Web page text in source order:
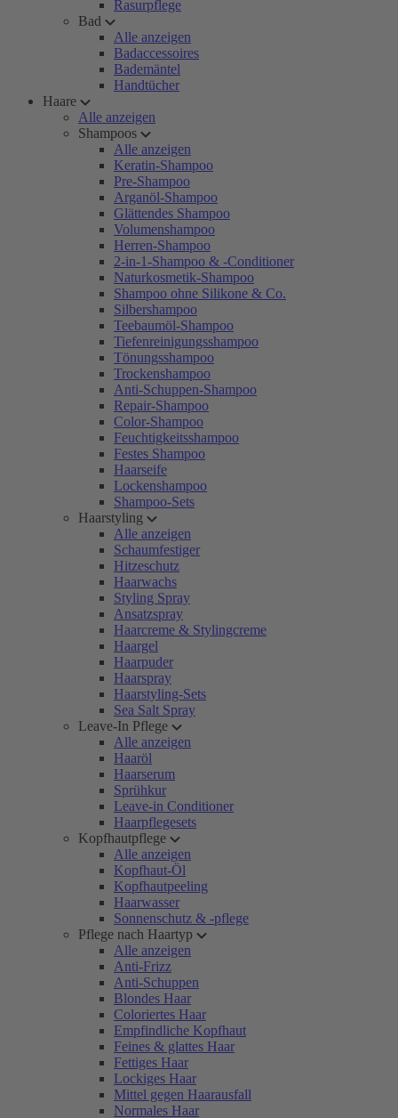
Rasurpflege
Bad
Alle anzeigen
Badaccessoires
Bademäntel
Handtücher
Haare
Alle anzeigen
Shampoos
Alle anzeigen
Keratin-Shampoo
Pre-Shampoo
Arganöl-Shampoo
Glättendes Shampoo
Volumenshampoo
Herren-Shampoo
2-in-1-Shampoo & -Conditioner
Naturkosmetik-Shampoo
Shampoo ohne Silikone & Co.
Silbershampoo
Teebaumöl-Shampoo
Tiefenreinigungsshampoo
Tönungsshampoo
Trockenshampoo
Anti-Schuppen-Shampoo
Repair-Shampoo
Color-Shampoo
Feuchtigkeitsshampoo
Festes Shampoo
Haarseife
Lockenshampoo
Shampoo-Sets
Haarstyling
Alle anzeigen
Schaumfestiger
Hitzeschutz
Haarwachs
Styling Spray
Ansatzspray
Haarcreme & Stylingcreme
Haargel
Haarpuder
Haarspray
Haarstyling-Sets
Sea Salt Spray
Leave-In Pflege
Alle anzeigen
Haaröl
Haarserum
Sprühkur
Leave-in Conditioner
Haarpflegesets
Kopfhautpflege
Alle anzeigen
Kopfhaut-Öl
Kopfhautpeeling
Haarwasser
Sonnenschutz & -pflege
Pflege nach Haartyp
Alle anzeigen
Anti-Frizz
Anti-Schuppen
Blondes Haar
Coloriertes Haar
Empfindliche Kopfhaut
Feines & glattes Haar
Fettiges Haar
Lockiges Haar
Mittel gegen Haarausfall
Normales Haar